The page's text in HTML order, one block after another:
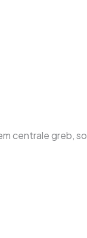
centrale greb,